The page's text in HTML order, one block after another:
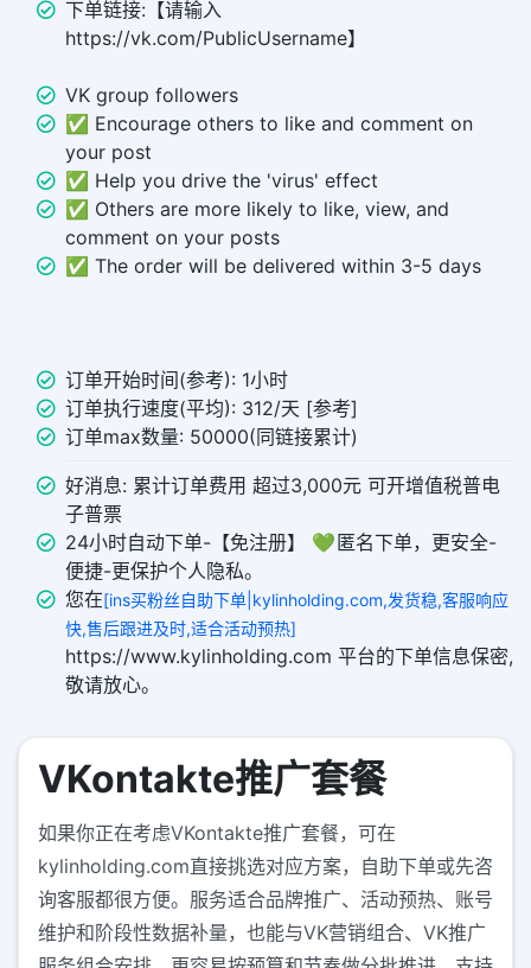
下单链接:【请输入
https://vk.com/PublicUsername】
VK group followers
✅ Encourage others to like and comment on
your post
✅ Help you drive the 'virus' effect
✅ Others are more likely to like, view, and
comment on your posts
✅ The order will be delivered within 3-5 days
订单开始时间(参考): 1小时
订单执行速度(平均): 312/天 [参考]
订单max数量: 50000(同链接累计)
好消息: 累计订单费用 超过3,000元 可开增值税普电
子普票
24小时自动下单-【免注册】 💚 匿名下单，更安全-
便捷-更保护个人隐私。
您在[ins买粉丝自助下单|kylinholding.com,发货稳,客服响应
快,售后跟进及时,适合活动预热]
https://www.kylinholding.com 平台的下单信息保密,
敬请放心。
VKontakte推广套餐
如果你正在考虑VKontakte推广套餐，可在
kylinholding.com直接挑选对应方案，自助下单或先咨
询客服都很方便。服务适合品牌推广、活动预热、账号
维护和阶段性数据补量，也能与VK营销组合、VK推广